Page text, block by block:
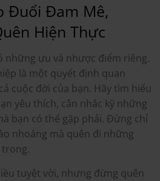
Đuổi Đam Mê,
Hiện Thực
những ưu và nhược điểm riêng.
là một quyết định quan
cuộc đời của bạn. Hãy tìm hiểu
yêu thích, cân nhắc kỹ những
bạn có thể gặp phải. Đừng chỉ
nhoáng mà quên đi những
tuyệt vời, nhưng đừng quên